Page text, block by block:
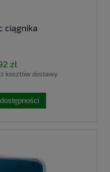
ciągnika
zł
kosztów dostawy